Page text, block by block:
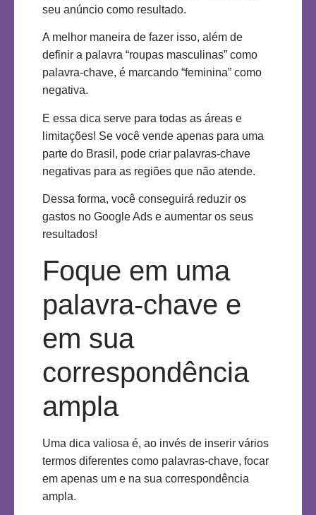
seu anúncio como resultado.
A melhor maneira de fazer isso, além de
definir a palavra “roupas masculinas” como
palavra-chave, é marcando “feminina” como
negativa.
E essa dica serve para todas as áreas e
limitações! Se você vende apenas para uma
parte do Brasil, pode criar palavras-chave
negativas para as regiões que não atende.
Dessa forma, você conseguirá reduzir os
gastos no Google Ads e aumentar os seus
resultados!
Foque em uma
palavra-chave e
em sua
correspondência
ampla
Uma dica valiosa é, ao invés de inserir vários
termos diferentes como palavras-chave, focar
em apenas um e na sua correspondência
ampla.